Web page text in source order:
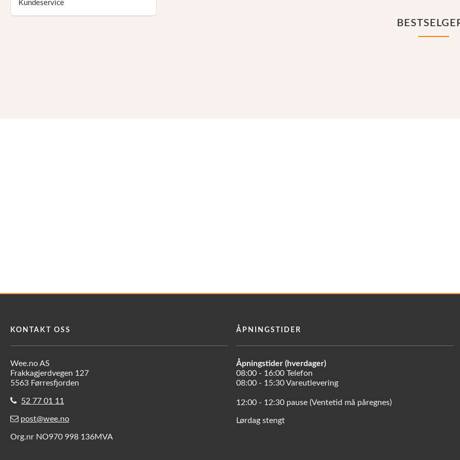
Kundeservice
KONTAKT OSS
Wee.no AS
Frakkagjerdvegen 127
5563 Førresfjorden
52 77 01 11
post@wee.no
Org.nr NO970 998 136MVA
ÅPNINGSTIDER
Åpningstider (hverdager)
08:00 - 16:00 Telefon
08:00 - 15:30 Vareutlevering
12:00 - 12:30 pause (Ventetid må påregnes)
Lørdag stengt